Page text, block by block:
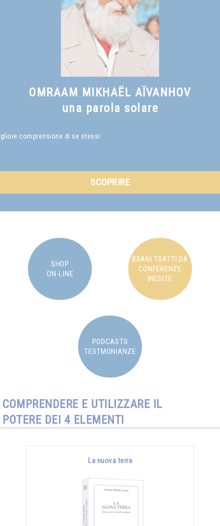
OMRAAM MIKHAËL AÏVANHOV
una parola solare
comprensione di se stessi.
SCOPRIRE
SHOP
ON-LINE
BRANI TRATTI DA
CONFERENZE
INEDITE
PODCASTS
TESTMONIANZE
COMPRENDERE E UTILIZZARE IL
POTERE DEI 4 ELEMENTI
La nuova terra